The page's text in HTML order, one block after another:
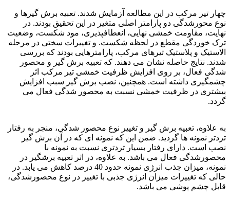
چهار تیر مرکب در این مطالعه آزمایش شدند. تعبیه برش گیرها و
نوع محورشدگی دو پارامتر اصلی متغیر در این تحقیق بودند. در
نهایت، مقاومت خمشی نهایی، انعطافپذیری، مود شکست، وضعیت
ترک خوردگی مقطع در لحظه شکست. و تغییرات سختی در مرحله
الاستیک و پلاستیک تیرهای مرکب، پارامترهایی بودند که بررسی
شدند. نتایج حاصله نشان می دهند. که تعبیه برش گیر و محصور
شدگی فعال، بر روی افزایش ظرفیت خمشی تیر مرکب اثر
چشمگیری داشته است. همچنین، نصب برش گیر سبب افزایش
بیشتری در ظرفیت خمشی نسبت به محصور شدگی فعال می
گردد.
به علاوه، تعبیه برش گیر و تغییر نوع محصور شدگی، منجر به رفتار
تردتر نمونه ها گردید. ضمن این که نمونه ای که در آن برش گیر
نصب است. دارای رفتار بسیار تردتری نسبت به نمونه با
محصورشدگی فعال می باشد. به علاوه، در اثر تعبیه برشگیر در
نمونه، میزان جذب انرژی نمونه حدود 40 درصد کاهش می یابد. در
حالی که تغییرات میزان انرژی جذبی با تغییر در نوع محصورشدگی،
قابل چشم پوشی می باشد.